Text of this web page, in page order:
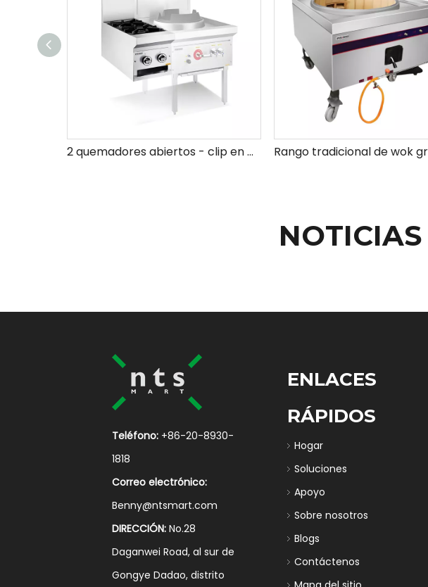
2 quemadores abiertos - clip en （tipo de hierro fundido sin soplador)
Teléfono: +86-20-8930-
1818
Correo electrónico:
Benny@ntsmart.com
DIRECCIÓN: No.28
Daganwei Road, al sur de
Gongye Dadao, distrito
ENLACES
RÁPIDOS
Hogar
Soluciones
Apoyo
Sobre nosotros
Blogs
Contáctenos